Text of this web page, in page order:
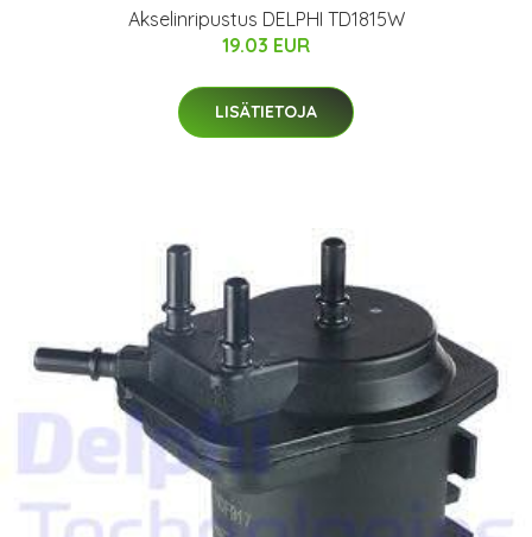
Akselinripustus DELPHI TD1815W
19.03 EUR
LISÄTIETOJA